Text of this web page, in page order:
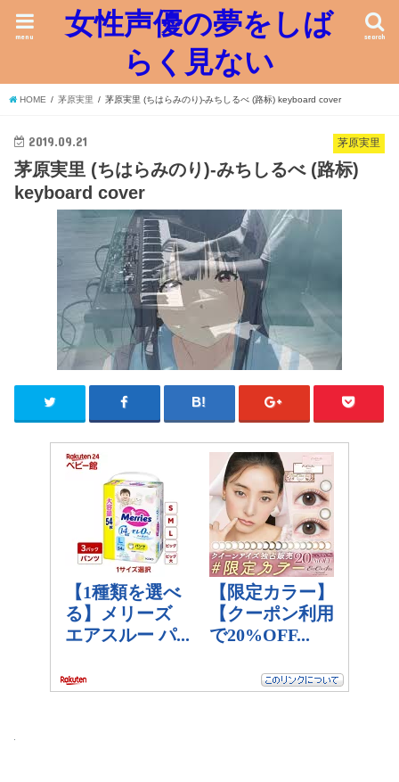
女性声優の夢をしば
らく見ない
search
menu
HOME 茅原実里 茅原実里 (ちはらみのり)-みちしるべ (路标) keyboard cover
茅原実里
2019.09.21
茅原実里 (ちはらみのり)-みちしるべ (路标)
keyboard cover